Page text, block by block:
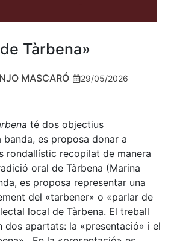
Tàrbena»
MASCARÓ 29/05/2026
té dos objectius
banda, es proposa donar a
rondallístic recopilat de manera
oral de Tàrbena (Marina
es proposa representar una
del «tarbener» o «parlar de
local de Tàrbena. El treball
dos apartats: la «presentació» i el